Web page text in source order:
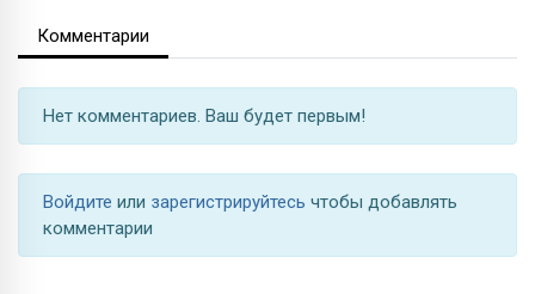
Комментарии
Нет комментариев. Ваш будет первым!
Войдите или зарегистрируйтесь чтобы добавлять
комментарии